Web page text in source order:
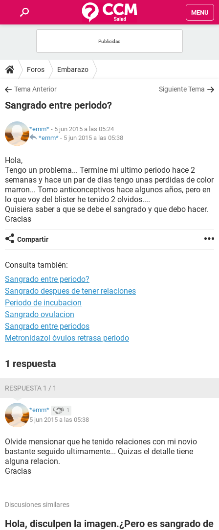
MENU
FOROS
SALUD
FAMILIA
NUTRICIÓN
BIENESTAR
SEXUALIDAD
GLOSARIO
Foros Embarazo
Tema Anterior Siguiente Tema
Sangrado entre periodo?
*emm* - 5 jun 2015 a las 05:24
*emm* - 5 jun 2015 a las 05:38
Hola,
Tengo un problema... Termine mi ultimo periodo hace 2
semanas y hace un par de dias tengo unas perdidas de color
marron... Tomo anticonceptivos hace algunos años, pero en
lo que voy del blister he tenido 2 olvidos....
Quisiera saber a que se debe el sangrado y que debo hacer.
Gracias
Compartir
Consulta también:
Sangrado entre periodo?
Sangrado despues de tener relaciones
Periodo de incubacion
Sangrado ovulacion
Sangrado entre periodos
Metronidazol óvulos retrasa periodo
1 respuesta
RESPUESTA 1 / 1
*emm* 1
5 jun 2015 a las 05:38
Olvide mensionar que he tenido relaciones con mi novio
bastante seguido ultimamente... Quizas el detalle tiene
alguna relacion.
Gracias
Discusiones similares
Hola, disculpen la imagen.¿Pero es sangrado de